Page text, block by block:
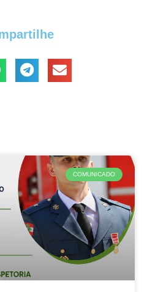
COMUNICADO